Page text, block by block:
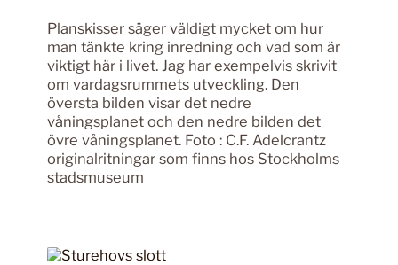
Planskisser säger väldigt mycket om hur
man tänkte kring inredning och vad som är
viktigt här i livet. Jag har exempelvis skrivit
om vardagsrummets utveckling. Den
översta bilden visar det nedre
våningsplanet och den nedre bilden det
övre våningsplanet. Foto : C.F. Adelcrantz
originalritningar som finns hos Stockholms
stadsmuseum